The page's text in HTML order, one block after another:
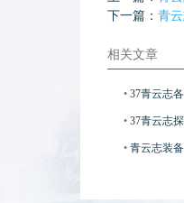
下一篇： 青
相关文章
• 37青云志
• 37青云志
• 青云志装